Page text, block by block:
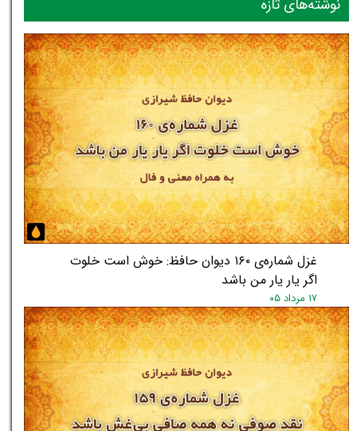
غزل شماره‌ی ۱۶۰ دیوان حافظ: خوش است خلوت
اگر یار یار من باشد
۱۷ مرداد ۰۵
نوشته‌های تازه